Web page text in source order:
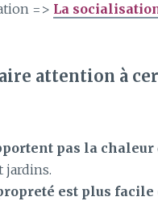
=> La
attention à
pas la chaleur
jardins.
est plus